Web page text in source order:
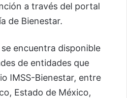
a través del portal
de Bienestar.
encuentra disponible
de entidades que
IMSS-Bienestar, entre
Estado de México,